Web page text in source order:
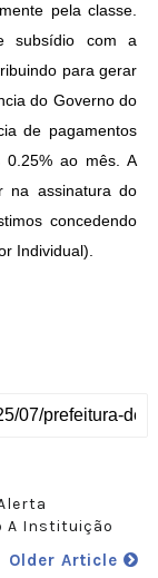
pela classe.
subsídio com a
para gerar
do Governo do
de pagamentos
ao mês. A
na assinatura do
concedendo
Individual).
A Instituição
Older Article